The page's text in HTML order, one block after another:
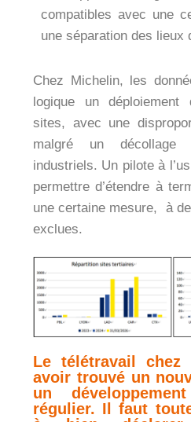
compatibles avec une
une séparation des lieux
Chez Michelin, les
logique un déploiement
sites, avec une
malgré un
industriels. Un pilote à
permettre d’étendre à
une certaine mesure, à
exclues.
Le télétravail chez
avoir trouvé un
un
régulier. Il faut